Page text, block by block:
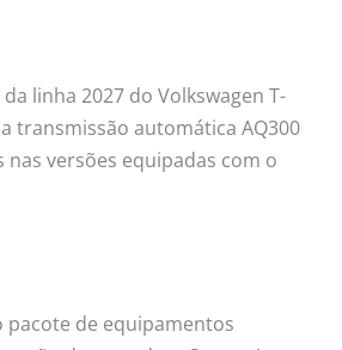
linha 2027 do Volkswagen T-
transmissão automática AQ300
nas versões equipadas com o
pacote de equipamentos